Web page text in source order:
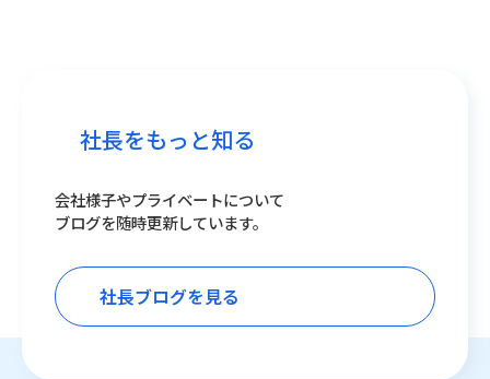
社長をもっと知る
会社様子やプライベートについて
ブログを随時更新しています。
社長ブログを見る